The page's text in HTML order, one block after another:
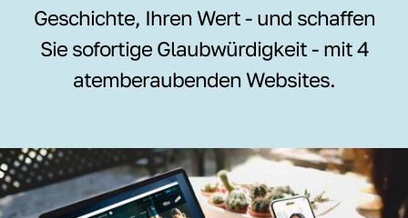
Geschichte, Ihren Wert - und schaffen
Sie sofortige Glaubwürdigkeit - mit 4
atemberaubenden Websites.